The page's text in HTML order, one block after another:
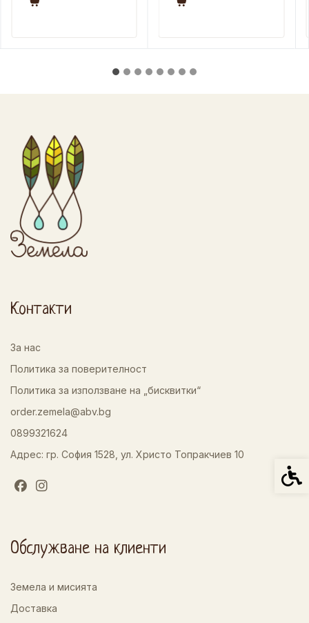
Контакти
За нас
Политика за поверителност
Политика за използване на „бисквитки“
order.zemela@abv.bg
0899321624
Адрес: гр. София 1528, ул. Христо Топракчиев 10
Обслужване на клиенти
Земела и мисията
Доставка